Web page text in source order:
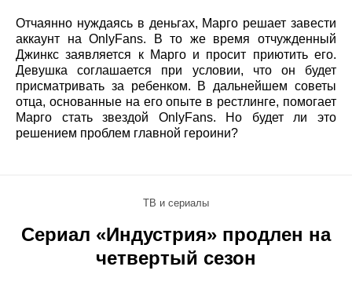
Отчаянно нуждаясь в деньгах, Марго решает завести
аккаунт на OnlyFans. В то же время отчужденный
Джинкс заявляется к Марго и просит приютить его.
Девушка соглашается при условии, что он будет
присматривать за ребенком. В дальнейшем советы
отца, основанные на его опыте в рестлинге, помогает
Марго стать звездой OnlyFans. Но будет ли это
решением проблем главной героини?
ТВ и сериалы
Сериал «Индустрия» продлен на
четвертый сезон